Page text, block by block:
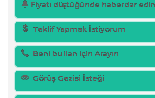
Fiyatı düştüğünde haberdar edin
Teklif Yapmak İstiyorum
Beni bu ilan için Arayın
Görüş Gezisi İsteği